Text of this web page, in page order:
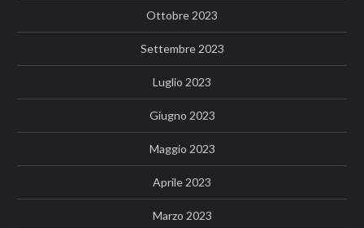
Ottobre 2023
Settembre 2023
Luglio 2023
Giugno 2023
Maggio 2023
Aprile 2023
Marzo 2023